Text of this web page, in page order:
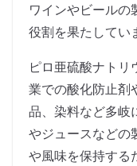
ワインやビールの
役割を果たしてい
ピロ亜硫酸ナト
業での酸化防止剤
品、染料など多岐
やジュースなどの
や風味を保持する